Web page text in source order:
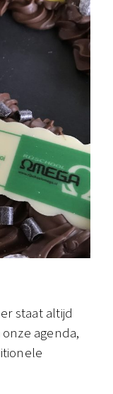
staat altijd
agenda,